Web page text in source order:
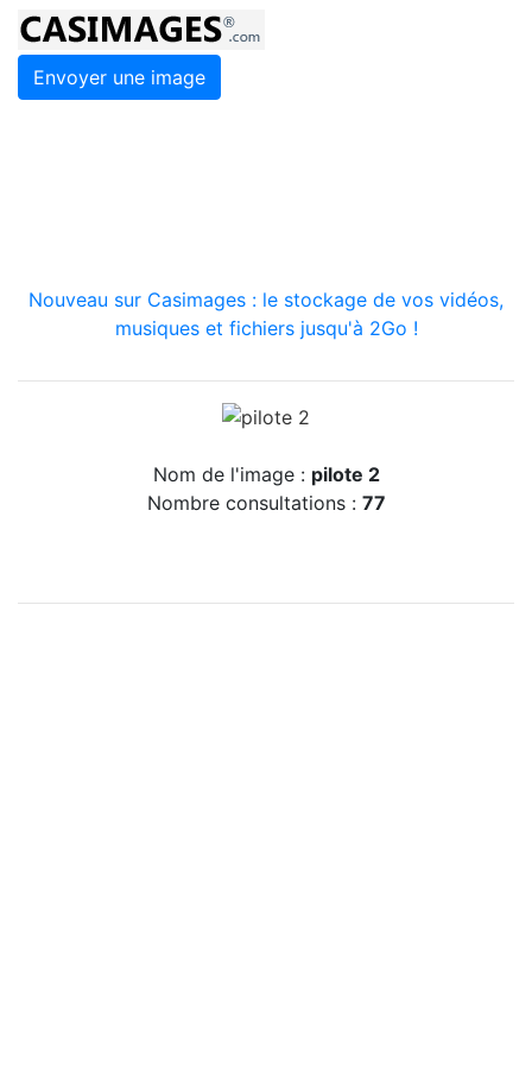
Envoyer une image
Nouveau sur Casimages : le stockage de vos vidéos,
musiques et fichiers jusqu'à 2Go !
Nom de l'image : pilote 2
Nombre consultations : 77